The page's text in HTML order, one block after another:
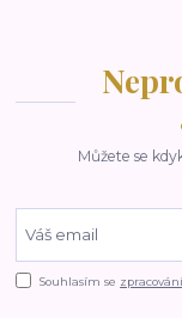
Můžete se
Souhlasím se